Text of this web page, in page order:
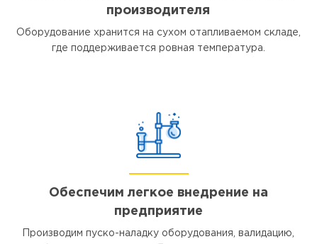
производителя
Оборудование хранится на сухом отапливаемом складе,
где поддерживается ровная температура.
Обеспечим легкое внедрение на
предприятие
Производим пуско-наладку оборудования, валидацию,